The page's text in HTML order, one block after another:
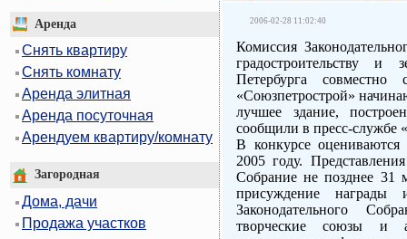
Аренда
Снять квартиру
Снять комнату
Аренда элитная
Аренда посуточная
Арендуем квартиру/комнату
Загородная
Дома, дачи
Продажа участков
2006-02-28 11:02:40
Комиссия
градостроительству и
Петербурга
«Союзпетрострой»
лучшее здание,
сообщили в пресс-службе
В конкурсе
2005 году.
Собрание не позднее 31
присуждение награды
Законодательного
творческие союзы и